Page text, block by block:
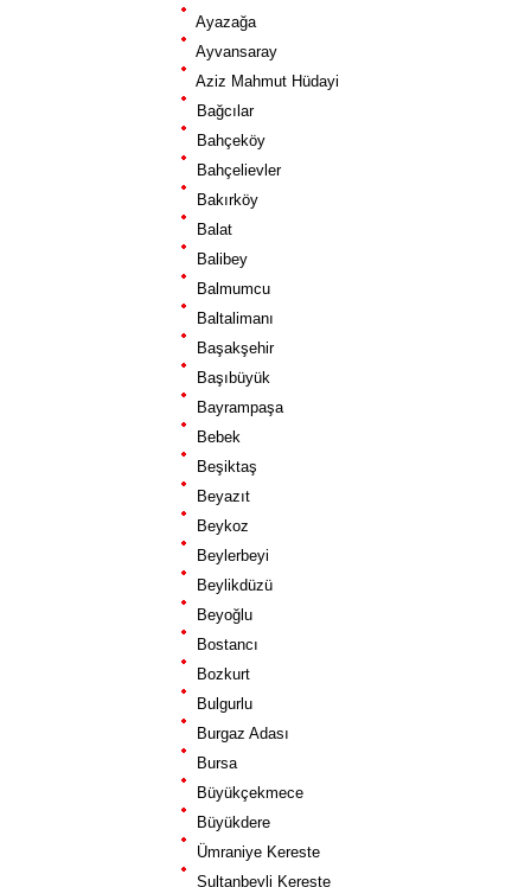
Ayazağa
Ayvansaray
Aziz Mahmut Hüdayi
Bağcılar
Bahçeköy
Bahçelievler
Bakırköy
Balat
Balibey
Balmumcu
Baltalimanı
Başakşehir
Başıbüyük
Bayrampaşa
Bebek
Beşiktaş
Beyazıt
Beykoz
Beylerbeyi
Beylikdüzü
Beyoğlu
Bostancı
Bozkurt
Bulgurlu
Burgaz Adası
Bursa
Büyükçekmece
Büyükdere
Ümraniye Kereste
Sultanbeyli Kereste